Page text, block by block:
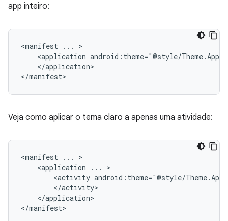
app inteiro:
<manifest ...
<application android:theme="@style/
</application>
</manifest>
Veja como aplicar o tema claro a apenas uma atividade:
<manifest ...
<application
...
<activity android:theme="@style/
</application>
</manifest>